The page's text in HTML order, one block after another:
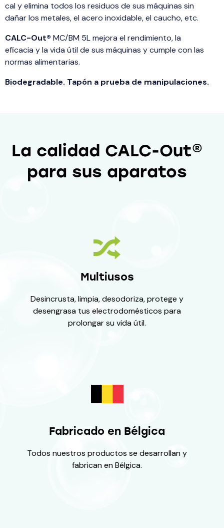
cal y elimina todos los residuos de sus máquinas sin
dañar los metales, el acero inoxidable, el caucho, etc.
CALC-Out® MC/BM 5L mejora el rendimiento, la
eficacia y la vida útil de sus máquinas y cumple con las
normas alimentarias.
Biodegradable. Tapón a prueba de manipulaciones.
La calidad CALC-Out®
para sus aparatos
Multiusos
Desincrusta, limpia, desodoriza, protege y
desengrasa tus electrodomésticos para
prolongar su vida útil.
Fabricado en Bélgica
Todos nuestros productos se desarrollan y
fabrican en Bélgica.